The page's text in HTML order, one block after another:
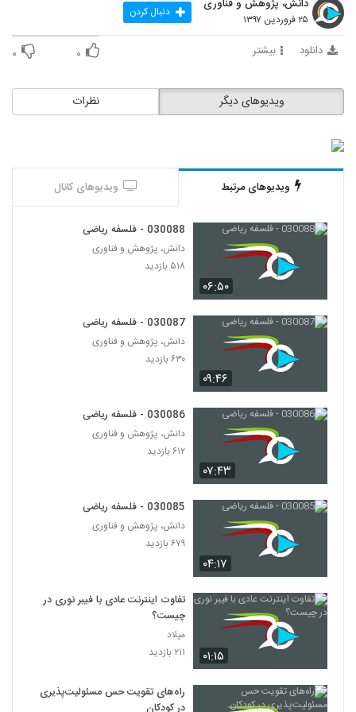
90
030092 - منطق سری اول
030093 - منطق سری اول
030094 - منطق سری اول
95
030095 - منطق سری اول
۵۶۰ بازدید
030096 - منطق سری اول
۴۸۶ بازدید
98
030098 - منطق سری اول
030099 - منطق سری اول
۵۳۷ بازدید
030100 - منطق سری اول
101
دانش، پژوهش و فناوری
۲۵ فروردین ۱۳۹۷ دنبال کردن
دانلود بیشتر ۰ ۰
نظرات ویدیوهای دیگر
ویدیوهای مرتبط ویدیوهای کانال
۰۶:۵۰
030088 - فلسفه ریاضی
دانش، پژوهش و فناوری
۵۱۸ بازدید
۰۹:۴۶
030087 - فلسفه ریاضی
دانش، پژوهش و فناوری
۶۳۰ بازدید
۰۷:۴۳
030086 - فلسفه ریاضی
دانش، پژوهش و فناوری
۶۱۲ بازدید
۰۴:۱۷
030085 - فلسفه ریاضی
دانش، پژوهش و فناوری
۶۷۹ بازدید
۰۱:۱۵
تفاوت اینترنت عادی با فیبر نوری در
چیست؟
میلاد
۲۱۱ بازدید
راه‌های تقویت حس مسئولیت‌پذیری
در کودکان